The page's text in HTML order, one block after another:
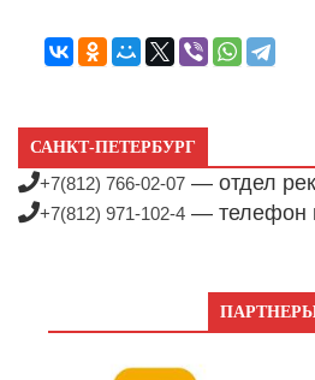
САНКТ-ПЕТЕРБУРГ
+7(812) 766-02-07 — отдел
+7(812) 971-102-4 — телефон